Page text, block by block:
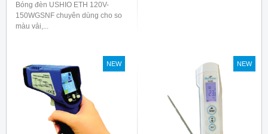
Bóng đèn USHIO ETH 120V-
150WGSNF chuyên dùng cho so
màu vải,...
NEW NEW